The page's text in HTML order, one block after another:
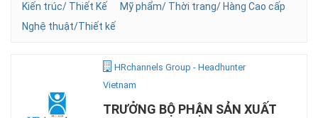
Kiến trúc/ Thiết Kế
Mỹ phẩm/ Thời trang/ Hàng Cao cấp
Nghệ thuật/Thiết kế
HRchannels Group - Headhunter
Vietnam
TRƯỞNG BỘ PHẬN SẢN XUẤT